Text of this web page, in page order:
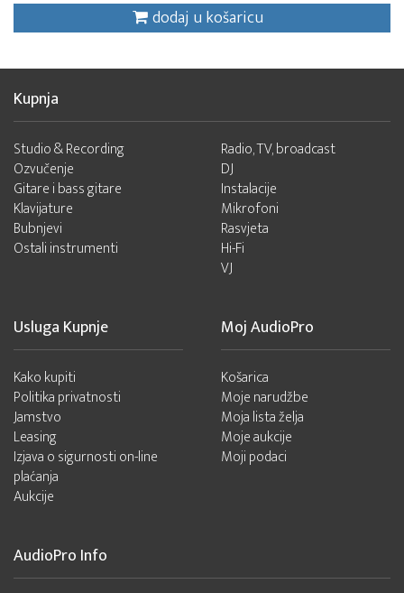
dodaj u košaricu
Kupnja
Studio & Recording
Ozvučenje
Gitare i bass gitare
Klavijature
Bubnjevi
Ostali instrumenti
Radio, TV, broadcast
DJ
Instalacije
Mikrofoni
Rasvjeta
Hi-Fi
VJ
Usluga Kupnje
Kako kupiti
Politika privatnosti
Jamstvo
Leasing
Izjava o sigurnosti on-line
plaćanja
Aukcije
Moj AudioPro
Košarica
Moje narudžbe
Moja lista želja
Moje aukcije
Moji podaci
AudioPro Info